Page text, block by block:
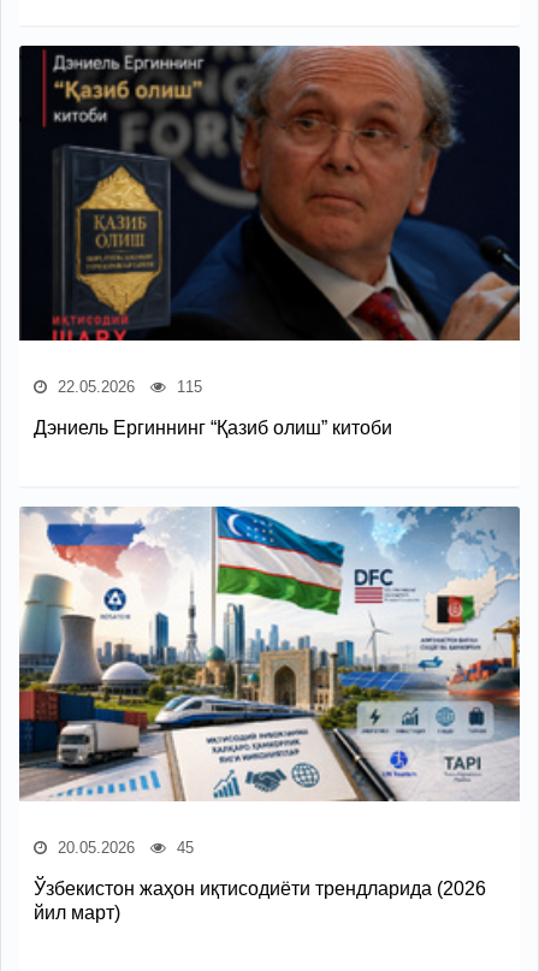
22.05.2026 115
Дэниель Ергиннинг “Қазиб олиш” китоби
20.05.2026 45
Ўзбекистон жаҳон иқтисодиёти трендларида (2026
йил март)